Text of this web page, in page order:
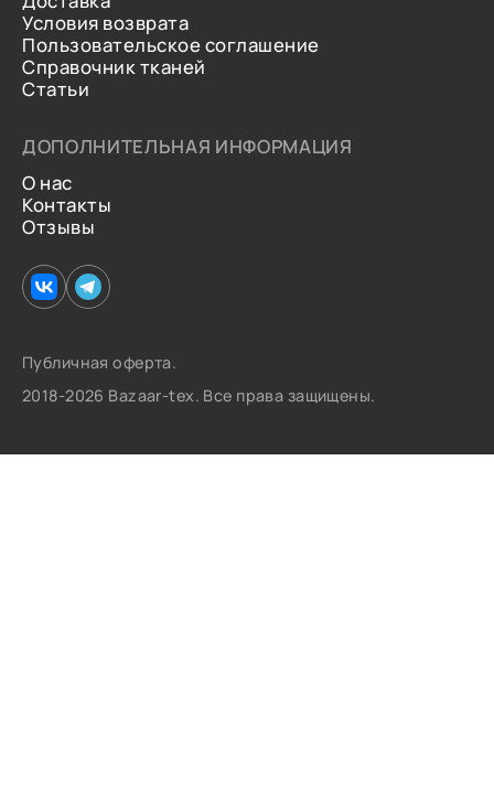
Условия возврата
Пользовательское соглашение
Справочник тканей
Статьи
ДОПОЛНИТЕЛЬНАЯ ИНФОРМАЦИЯ
О нас
Контакты
Отзывы
Публичная оферта.
2018-2026 Bazaar-tex. Все права защищены.